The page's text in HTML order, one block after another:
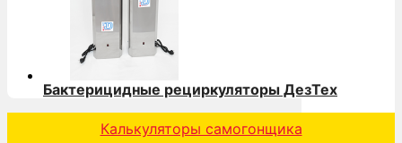
Бактерицидные рециркуляторы ДезТех
Калькуляторы самогонщика